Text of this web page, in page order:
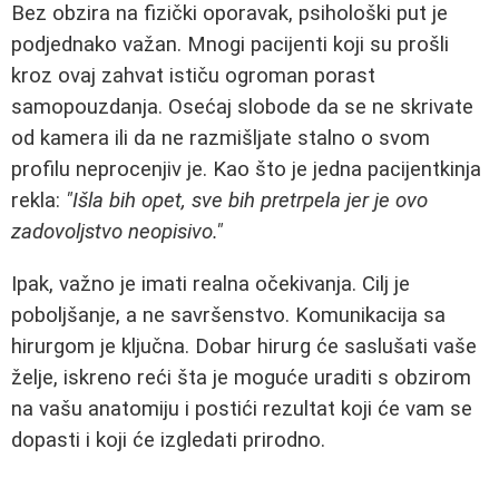
Bez obzira na fizički oporavak, psihološki put je
podjednako važan. Mnogi pacijenti koji su prošli
kroz ovaj zahvat ističu ogroman porast
samopouzdanja. Osećaj slobode da se ne skrivate
od kamera ili da ne razmišljate stalno o svom
profilu neprocenjiv je. Kao što je jedna pacijentkinja
rekla: "Išla bih opet, sve bih pretrpela jer je ovo
zadovoljstvo neopisivo."
Ipak, važno je imati realna očekivanja. Cilj je
poboljšanje, a ne savršenstvo. Komunikacija sa
hirurgom je ključna. Dobar hirurg će saslušati vaše
želje, iskreno reći šta je moguće uraditi s obzirom
na vašu anatomiju i postići rezultat koji će vam se
dopasti i koji će izgledati prirodno.